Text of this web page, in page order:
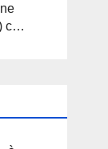
c…